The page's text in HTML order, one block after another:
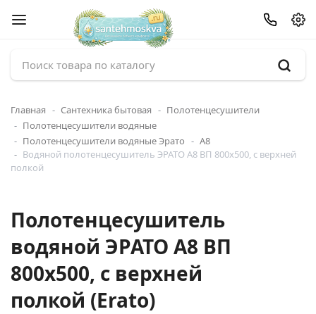
Главная Сантехника бытовая
Полотенцесушители
Полотенцесушители водяные
Полотенцесушители водяные Эрато
А8
Водяной полотенцесушитель ЭРАТО А8 ВП 800x500, с верхней
полкой
Полотенцесушитель
водяной ЭРАТО А8 ВП
800x500, с верхней
полкой (Erato)